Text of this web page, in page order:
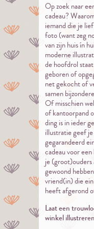
Op zoek naar
cadeau?
iemand die je
foto (want zeg
van zijn huis ín
moderne
de hoofdrol
geboren of
net gekocht of
samen
Of misschien
of kantoorpand
ding is in ieder
illustratie geef
gegarandeerd
cadeau voor
je (groot)ouders
gewoond
vriend(in) die
heeft afgerond
Laat een
winkel illustreren